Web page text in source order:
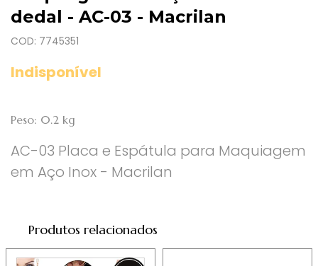
dedal - AC-03 - Macrilan
COD: 7745351
Indisponível
Peso: 0.2 kg
AC-03 Placa e Espátula para Maquiagem
em Aço Inox - Macrilan
Produtos relacionados